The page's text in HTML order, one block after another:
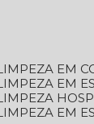
LIMPEZA EM
EM
EM